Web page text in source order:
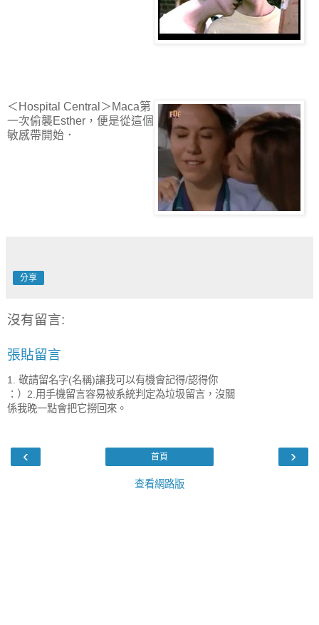
＜Hospital Central＞Maca第
一次偷襲Esther，便是從這個
敏感帶開始．
分享
沒有留言:
張貼留言
1. 敬請留名字(名稱)讓我可以有機會記得/認得你
：）2.用手機留言容易被系統判定為垃圾留言，沒關
係我晚一點會把它撈回來。
‹ ›
首頁
查看網路版